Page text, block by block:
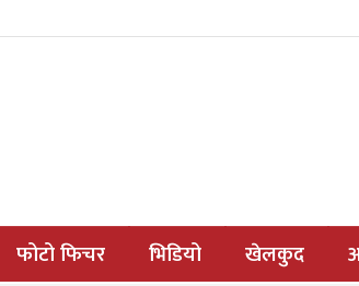
फोटो फिचर भिडियो खेलकुद